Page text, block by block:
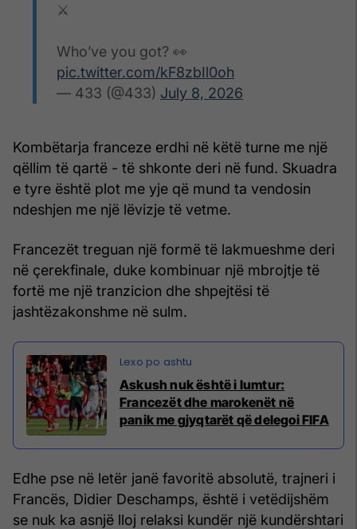
⚔️
Who’ve you got? 👀
pic.twitter.com/kF8zbIl0oh
— 433 (@433) July 8, 2026
Kombëtarja franceze erdhi në këtë turne me një
qëllim të qartë - të shkonte deri në fund. Skuadra
e tyre është plot me yje që mund ta vendosin
ndeshjen me një lëvizje të vetme.
Francezët treguan një formë të lakmueshme deri
në çerekfinale, duke kombinuar një mbrojtje të
fortë me një tranzicion dhe shpejtësi të
jashtëzakonshme në sulm.
Askush nuk është i lumtur:
Francezët dhe marokenët në
panik me gjyqtarët që delegoi FIFA
Edhe pse në letër janë favoritë absolutë, trajneri i
Francës, Didier Deschamps, është i vetëdijshëm
se nuk ka asnjë lloj relaksi kundër një kundërshtari